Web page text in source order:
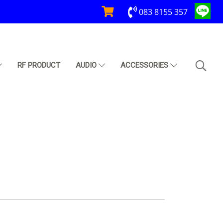
083 8155 357
RF PRODUCT AUDIO ACCESSORIES